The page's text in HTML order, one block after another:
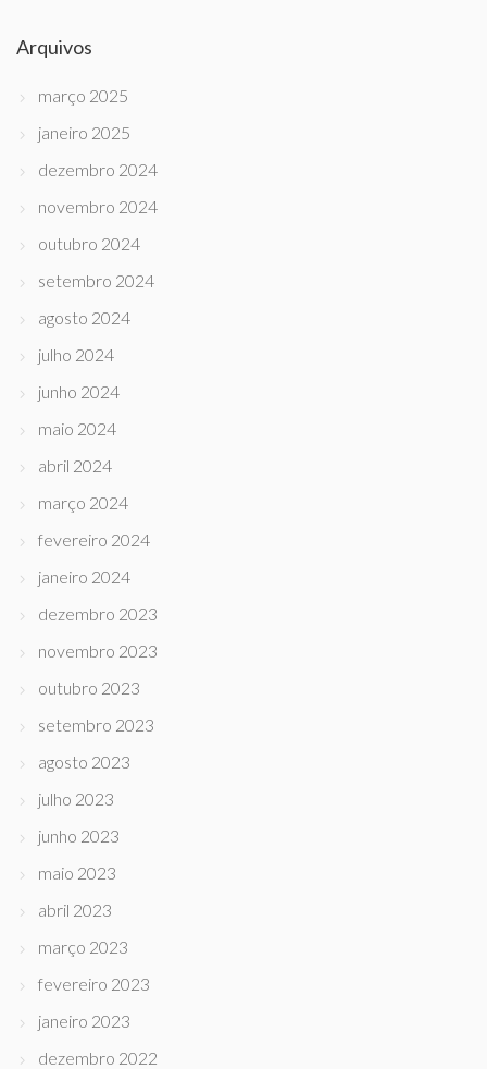
Arquivos
março 2025
janeiro 2025
dezembro 2024
novembro 2024
outubro 2024
setembro 2024
agosto 2024
julho 2024
junho 2024
maio 2024
abril 2024
março 2024
fevereiro 2024
janeiro 2024
dezembro 2023
novembro 2023
outubro 2023
setembro 2023
agosto 2023
julho 2023
junho 2023
maio 2023
abril 2023
março 2023
fevereiro 2023
janeiro 2023
dezembro 2022